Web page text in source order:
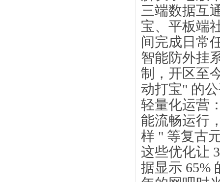
三端数据互
宝、平板端
间完成日常
智能防外挂
制，开区至
动打宝" 的
轻量化运营
能流畅运行
样 " 等复古
这些优化让
据显示 65%